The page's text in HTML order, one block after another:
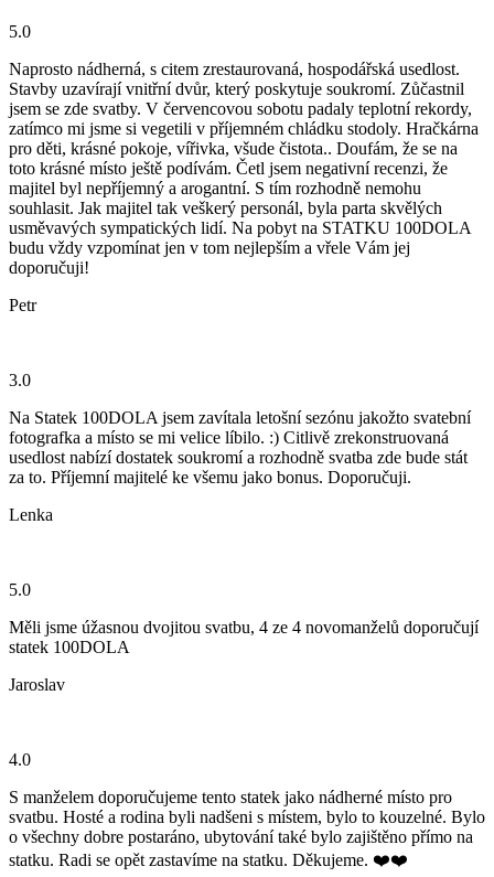
5.0
Naprosto nádherná, s citem zrestaurovaná, hospodářská usedlost.
Stavby uzavírají vnitřní dvůr, který poskytuje soukromí. Zůčastnil
jsem se zde svatby. V červencovou sobotu padaly teplotní rekordy,
zatímco mi jsme si vegetili v příjemném chládku stodoly. Hračkárna
pro děti, krásné pokoje, vířivka, všude čistota.. Doufám, že se na
toto krásné místo ještě podívám. Četl jsem negativní recenzi, že
majitel byl nepříjemný a arogantní. S tím rozhodně nemohu
souhlasit. Jak majitel tak veškerý personál, byla parta skvělých
usměvavých sympatických lidí. Na pobyt na STATKU 100DOLA
budu vždy vzpomínat jen v tom nejlepším a vřele Vám jej
doporučuji!
Petr
3.0
Na Statek 100DOLA jsem zavítala letošní sezónu jakožto svatební
fotografka a místo se mi velice líbilo. :) Citlivě zrekonstruovaná
usedlost nabízí dostatek soukromí a rozhodně svatba zde bude stát
za to. Příjemní majitelé ke všemu jako bonus. Doporučuji.
Lenka
5.0
Měli jsme úžasnou dvojitou svatbu, 4 ze 4 novomanželů doporučují
statek 100DOLA
Jaroslav
4.0
S manželem doporučujeme tento statek jako nádherné místo pro
svatbu. Hosté a rodina byli nadšeni s místem, bylo to kouzelné. Bylo
o všechny dobre postaráno, ubytování také bylo zajištěno přímo na
statku. Radi se opět zastavíme na statku. Děkujeme. ❤️❤️